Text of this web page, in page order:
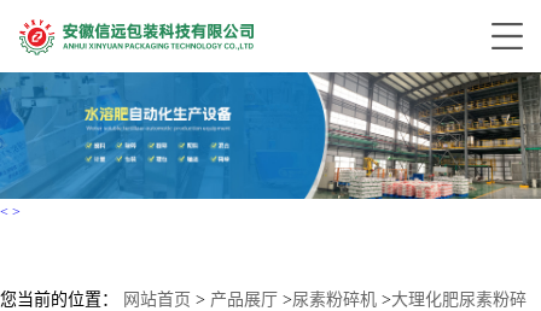
< >
您当前的位置： 网站首页 > 产品展厅 >尿素粉碎机 >大理化肥尿素粉碎